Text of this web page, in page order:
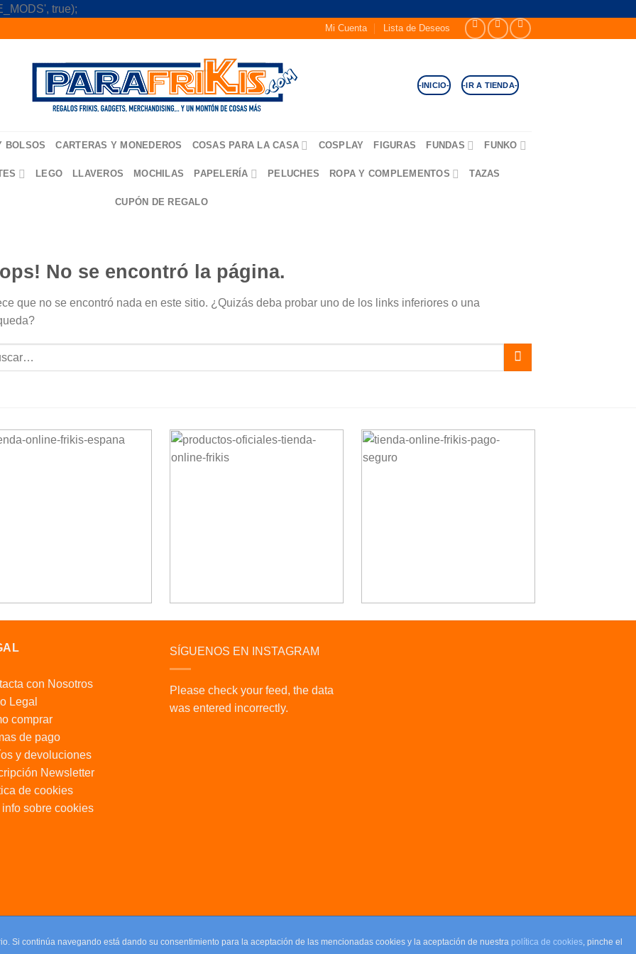
true);
Mi Cuenta Lista de Deseos
-INICIO- -IR A TIENDA-
BOLSOS CARTERAS Y MONEDEROS COSAS PARA LA CASA COSPLAY FIGURAS FUNDAS FUNKO
LEGO LLAVEROS MOCHILAS PAPELERÍA PELUCHES ROPA Y COMPLEMENTOS TAZAS
CUPÓN DE REGALO
No se encontró la página.
que no se encontró nada en este sitio. ¿Quizás deba probar uno de los links inferiores o una
con Nosotros
Legal
comprar
de pago
y devoluciones
Newsletter
de cookies
info sobre cookies
SÍGUENOS EN INSTAGRAM
Please check your feed, the data
was entered incorrectly.
Si continúa navegando está dando su consentimiento para la aceptación de las mencionadas cookies y la aceptación de nuestra política de cookies, pinche el